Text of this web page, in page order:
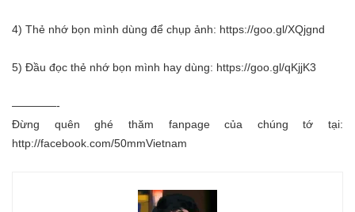
4) Thẻ nhớ bọn mình dùng để chụp ảnh: https://goo.gl/XQjgnd
5) Đầu đọc thẻ nhớ bọn mình hay dùng: https://goo.gl/qKjjK3
————-
Đừng quên ghé thăm fanpage của chúng tớ tại:
http://facebook.com/50mmVietnam